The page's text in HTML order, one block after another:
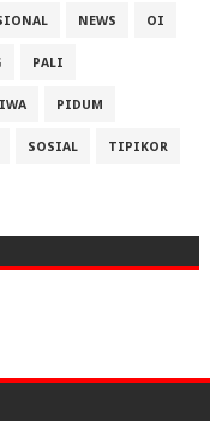
NEWS OI
PALI
PIDUM
SOSIAL TIPIKOR